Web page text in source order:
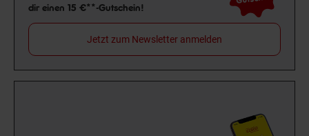
dir einen 15 €**-Gutschein!
Jetzt zum Newsletter anmelden